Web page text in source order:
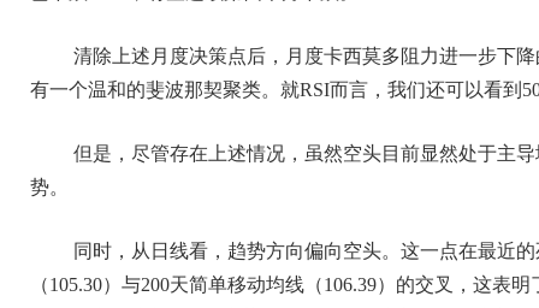
清除上述月度决策点后，月度卡西莫多阻力进一步下
有一个温和的斐波那契聚类。就RSI而言，我们还可以看到
但是，尽管存在上述情况，虽然空头目前显然处于主
势。
同时，从日线看，趋势方向偏向空头。这一点在最近
（105.30）与200天简单移动均线（106.39）的交叉，这表